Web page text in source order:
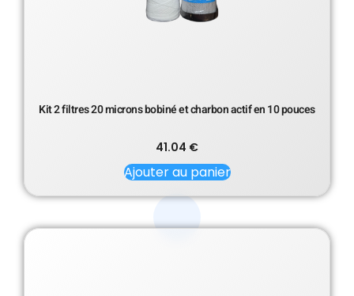
Kit 2 filtres 20 microns bobiné et charbon actif en 10 pouces
41.04 €
Ajouter au panier